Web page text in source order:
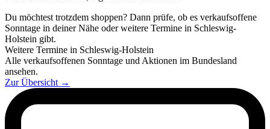
Du möchtest trotzdem shoppen? Dann prüfe, ob es verkaufsoffene
Sonntage in deiner Nähe oder weitere Termine in Schleswig-
Holstein gibt.
Weitere Termine in Schleswig-Holstein
Alle verkaufsoffenen Sonntage und Aktionen im Bundesland
ansehen.
Zur Übersicht →